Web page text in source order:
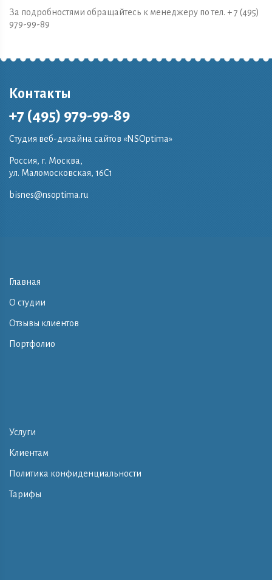
За подробностями обращайтесь к менеджеру по тел. + 7 (495)
979-99-89
Контакты
+7 (495) 979-99-89
Студия веб-дизайна сайтов «NSOptima»
Россия, г. Москва,
ул. Маломосковская, 16C1
bisnes@nsoptima.ru
Главная
О студии
Отзывы клиентов
Портфолио
Услуги
Клиентам
Политика конфиденциальности
Тарифы